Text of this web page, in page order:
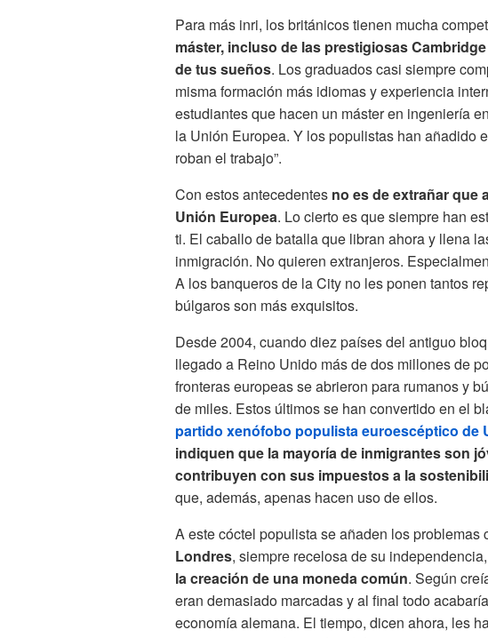
Para más inri, los británicos tienen mucha
máster, incluso de las prestigiosas
de tus sueños. Los graduados casi siempre
misma formación más idiomas y experiencia
estudiantes que hacen un máster en ingeniería
la Unión Europea. Y los populistas han añadido
roban el trabajo”.
Con estos antecedentes no es de extrañar que
Unión Europea. Lo cierto es que siempre han
ti. El caballo de batalla que libran ahora y llena
inmigración. No quieren extranjeros.
A los banqueros de la City no les ponen tantos
búlgaros son más exquisitos.
Desde 2004, cuando diez países del antiguo
llegado a Reino Unido más de dos millones de
fronteras europeas se abrieron para rumanos y
de miles. Estos últimos se han convertido en el
partido xenófobo populista euroescéptico de
indiquen que la mayoría de inmigrantes son
contribuyen con sus impuestos a la
que, además, apenas hacen uso de ellos.
A este cóctel populista se añaden los problemas
Londres, siempre recelosa de su independencia,
la creación de una moneda común. Según
eran demasiado marcadas y al final todo
economía alemana. El tiempo, dicen ahora, les